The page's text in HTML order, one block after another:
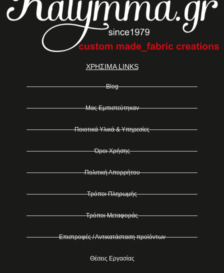
ΧΡΗΣΙΜΑ LINKS
Blog
Μας Εμπιστεύτηκαν
Ποιοτικά Υλικά & Υπηρεσίες
Όροι Χρήσης
Πολιτική Απορρήτου
Τρόποι Πληρωμής
Τρόποι Μεταφοράς
Επιστροφές / Αντικατάσταση προϊόντων
Θέσεις Εργασίας